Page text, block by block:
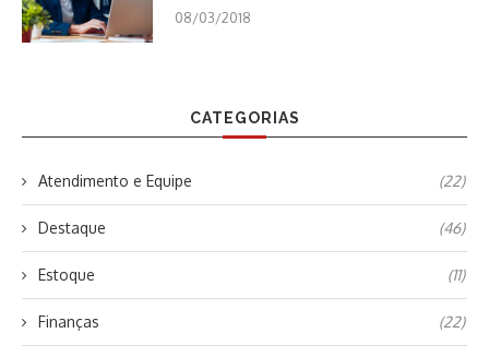
08/03/2018
CATEGORIAS
Atendimento e Equipe (22)
Destaque (46)
Estoque (11)
Finanças (22)